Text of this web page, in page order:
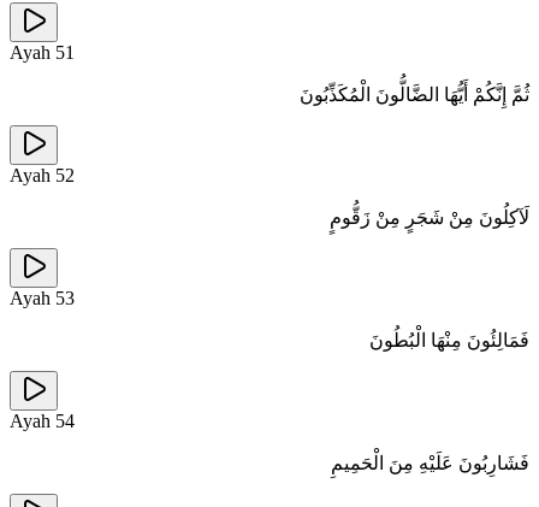
Ayah 51
ثُمَّ إِنَّكُمْ أَيُّهَا الضَّالُّونَ الْمُكَذِّبُونَ
Ayah 52
لَآكِلُونَ مِنْ شَجَرٍ مِنْ زَقُّومٍ
Ayah 53
فَمَالِئُونَ مِنْهَا الْبُطُونَ
Ayah 54
فَشَارِبُونَ عَلَيْهِ مِنَ الْحَمِيمِ